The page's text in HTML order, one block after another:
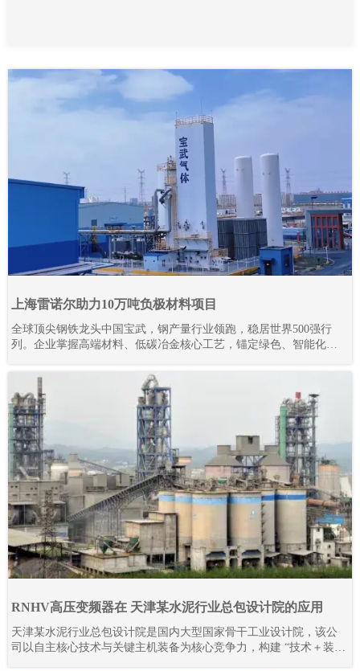
上海雷诺尔助力10万吨负极材料项目
全球顶尖钢铁龙头中国宝武，钢产量行业领跑，稳居世界500强行
列。企业掌握高端材料、低碳冶金核心工艺，锚定绿色、智能化发
RNHV高压变频器在 天津某水泥行业总包设计院的应用
天津某水泥行业总包设计院是国内大型国家骨干工业设计院，该公
司以自主核心技术与关键主机装备为核心竞争力，构建 “技术＋装